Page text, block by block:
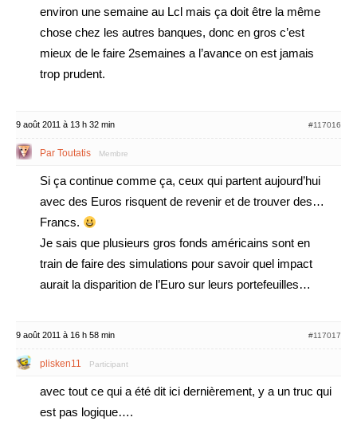
environ une semaine au Lcl mais ça doit être la même
chose chez les autres banques, donc en gros c’est
mieux de le faire 2semaines a l’avance on est jamais
trop prudent.
9 août 2011 à 13 h 32 min #117016
Par Toutatis Membre
Si ça continue comme ça, ceux qui partent aujourd’hui
avec des Euros risquent de revenir et de trouver des…
Francs.
Je sais que plusieurs gros fonds américains sont en
train de faire des simulations pour savoir quel impact
aurait la disparition de l’Euro sur leurs portefeuilles…
9 août 2011 à 16 h 58 min #117017
plisken11 Participant
avec tout ce qui a été dit ici dernièrement, y a un truc qui
est pas logique….